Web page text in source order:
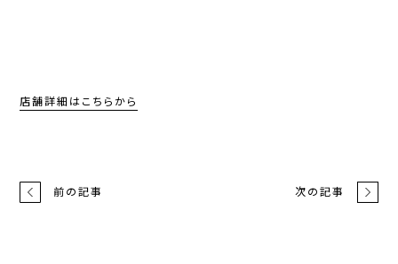
店舗詳細はこちらから
前の記事 次の記事